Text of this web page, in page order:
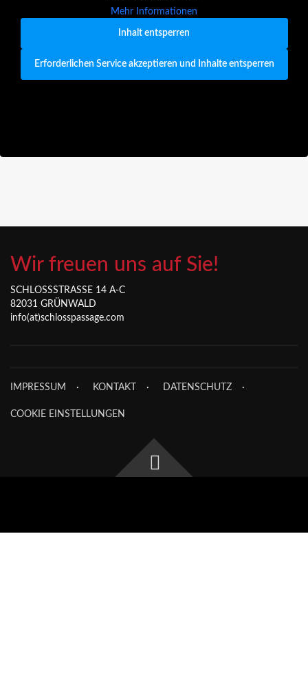
Mehr Informationen
Inhalt entsperren
Erforderlichen Service akzeptieren und Inhalte entsperren
Wir freuen uns auf Sie!
SCHLOSSSTRASSE 14 A-C
82031 GRÜNWALD
info(at)schlosspassage.com
IMPRESSUM KONTAKT DATENSCHUTZ
COOKIE EINSTELLUNGEN